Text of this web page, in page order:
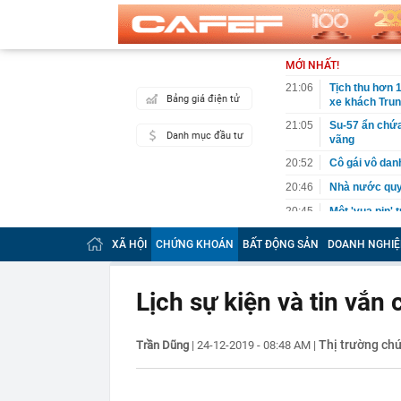
Bảng giá điện tử
Danh mục đầu tư
MỚI NHẤT!
21:06
Tịch thu hơn
xe khách
21:05
Su-57 ẩn
vãng
20:52
Cô gái vô
20:46
Nhà nước
20:45
Một 'vua pin'
2028, phục
20:45
Tờ báo năm
xinh: Ngoài
tang vật thu
diễn ra ở một
XÃ HỘI CHỨNG KHOÁN BẤT ĐỘNG SẢN DOANH
Lịch sự kiện và tin vắn
Trần Dũng | 24-12-2019 - 08:48 AM | Thị trường